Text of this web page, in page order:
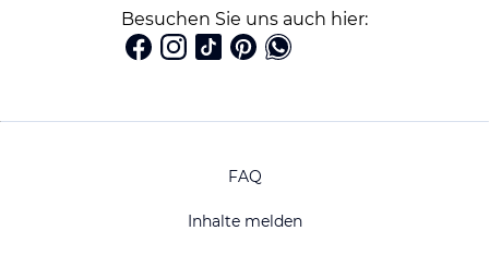
Besuchen Sie uns auch hier:
FAQ
Inhalte melden